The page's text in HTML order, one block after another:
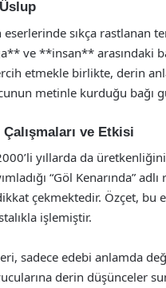
eserlerinde sıkça
ve **insan** arasındaki
etmekle birlikte, derin
metinle kurduğu bağı
ve Etkisi
yıllarda da
“Göl Kenarında”
çekmektedir. Özçet,
işlemiştir.
sadece edebi anlamda
derin düşünceler